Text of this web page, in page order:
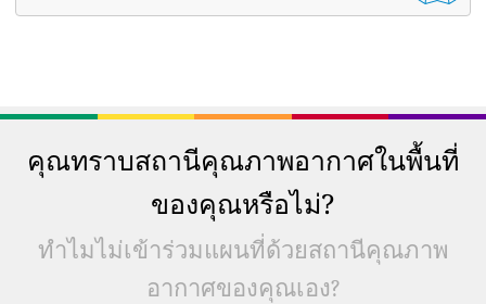
คุณทราบสถานีคุณภาพอากาศในพื้นที่
ของคุณหรือไม่?
ทำไมไม่เข้าร่วมแผนที่ด้วยสถานีคุณภาพ
อากาศของคุณเอง?